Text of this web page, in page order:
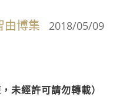
由博集 2018/05/09
未經許可請勿轉載）